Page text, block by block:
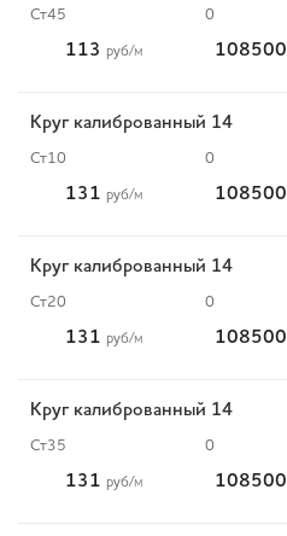
Ст45 0
113 руб/м 108500
Круг калиброванный 14
Ст10 0
131 руб/м 108500
Круг калиброванный 14
Ст20 0
131 руб/м 108500
Круг калиброванный 14
Ст35 0
131 руб/м 108500